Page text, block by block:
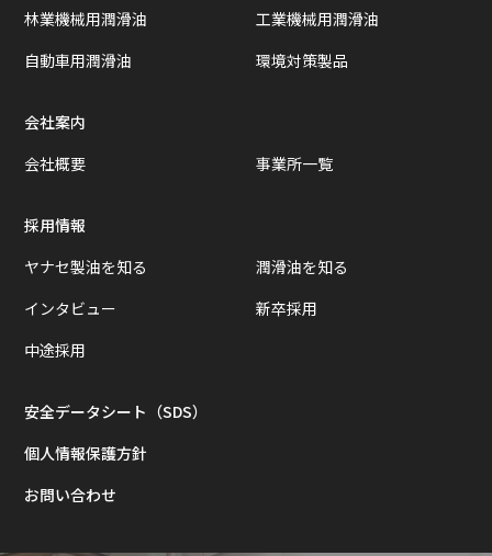
林業機械用潤滑油
工業機械用潤滑油
自動車用潤滑油
環境対策製品
会社案内
会社概要
事業所一覧
採用情報
ヤナセ製油を知る
潤滑油を知る
インタビュー
新卒採用
中途採用
安全データシート（SDS）
個人情報保護方針
お問い合わせ